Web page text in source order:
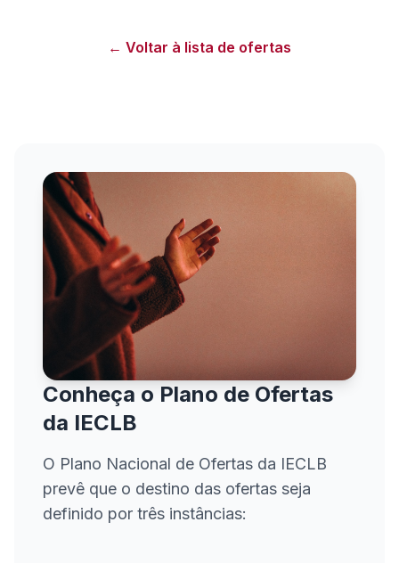
← Voltar à lista de ofertas
Conheça o Plano de Ofertas
da IECLB
O Plano Nacional de Ofertas da IECLB
prevê que o destino das ofertas seja
definido por três instâncias: